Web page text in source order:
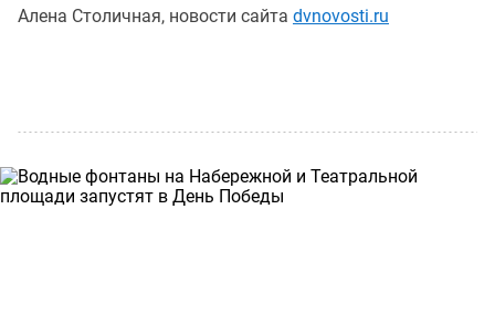
Алена Столичная, новости сайта dvnovosti.ru